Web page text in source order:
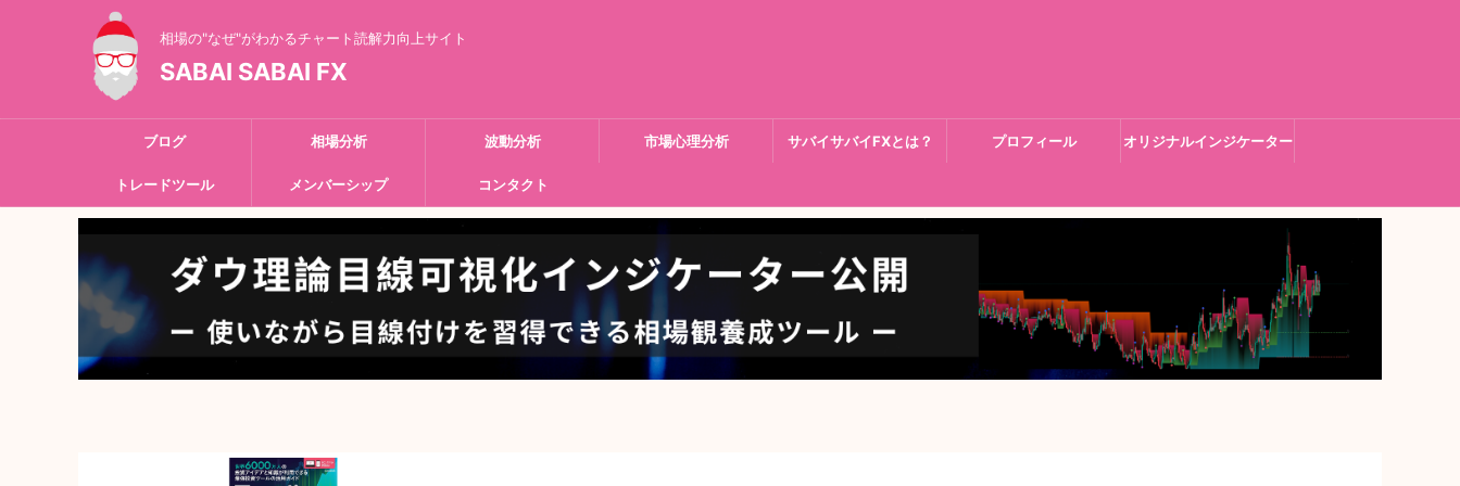
相場の"なぜ"がわかるチャート読解力向上サイト
SABAI SABAI FX
ブログ 相場分析 波動分析 市場心理分析 サバイサバイFXとは？ プロフィール オリジナルインジケーター
トレードツール メンバーシップ コンタクト